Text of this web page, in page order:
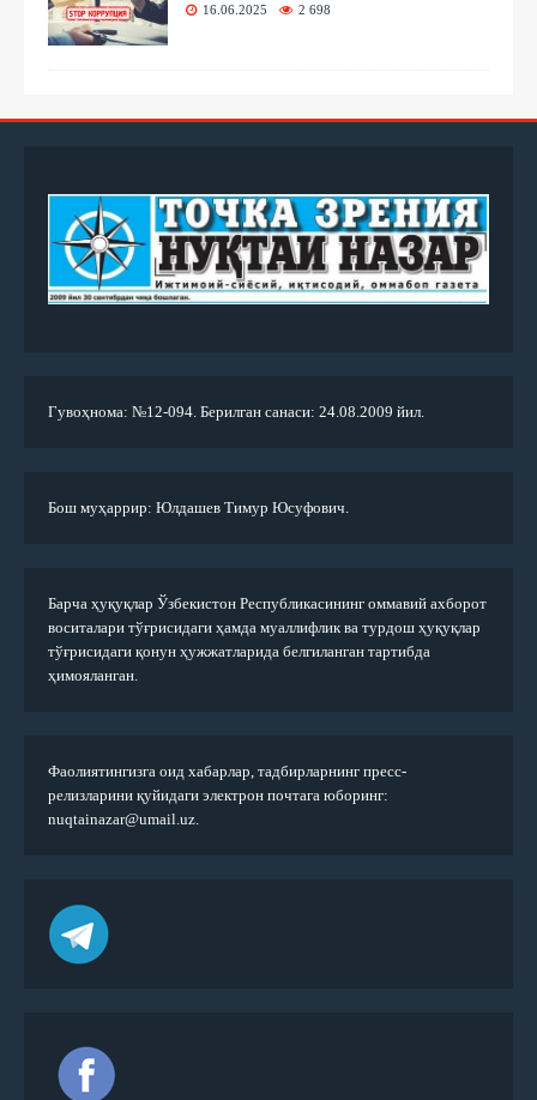
16.06.2025 2 698
Гувоҳнома: №12-094. Берилган санаси: 24.08.2009 йил.
Бош муҳаррир: Юлдашев Тимур Юсуфович.
Барча ҳуқуқлар Ўзбекистон Республикасининг оммавий ахборот
воситалари тўғрисидаги ҳамда муаллифлик ва турдош ҳуқуқлар
тўғрисидаги қонун ҳужжатларида белгиланган тартибда
ҳимояланган.
Фаолиятингизга оид хабарлар, тадбирларнинг пресс-
релизларини қуйидаги электрон почтага юборинг:
nuqtainazar@umail.uz.